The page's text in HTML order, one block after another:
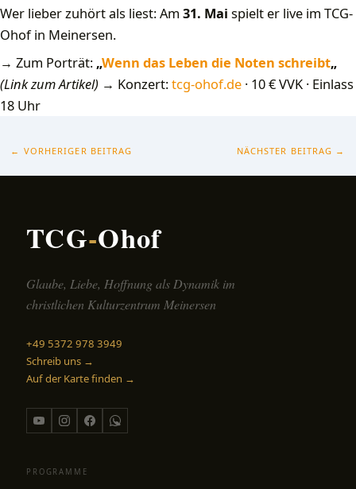
Wer lieber zuhört als liest: Am 31. Mai spielt er live im TCG-
Ohof in Meinersen.
→ Zum Porträt: „Wenn das Leben die Noten schreibt„
(Link zum Artikel) → Konzert:tcg-ohof.de · 10 € VVK · Einlass
18 Uhr
← VORHERIGER BEITRAG NÄCHSTER BEITRAG →
TCG-Ohof
Glaube, Liebe, Hoffnung als Dynamik im
christlichen Kulturzentrum Meinersen
+49 5372 978 3949
Schreib uns →
Auf der Karte finden →
PROGRAMME